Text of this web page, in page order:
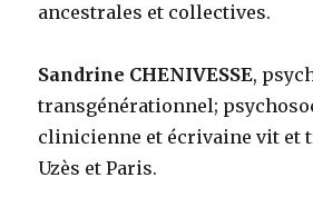
ancestrales et collectives.
Sandrine CHENIVESSE,
transgénérationnel;
clinicienne et écrivaine vit et
Uzès et Paris.